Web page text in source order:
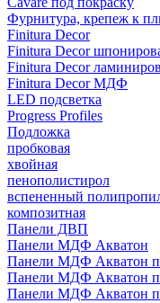
Фурнитура, крепеж к
Finitura Decor
Finitura Decor
Finitura Decor
Finitura Decor МДФ
LED подсветка
Progress Profiles
Подложка
пробковая
хвойная
пенополистирол
вспененный
композитная
Панели ДВП
Панели МДФ Акватон
Панели МДФ Акватон
Панели МДФ Акватон
Панели МДФ Акватон